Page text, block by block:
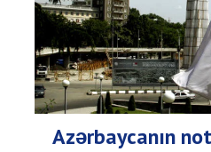
Azərbaycanın